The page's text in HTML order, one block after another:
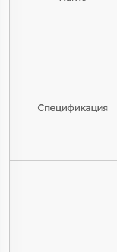
Спецификация